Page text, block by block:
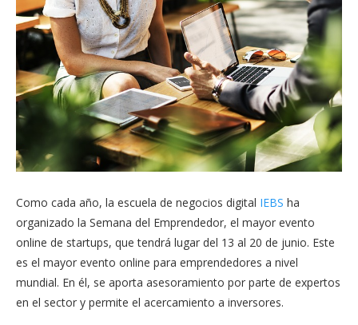
Como cada año, la escuela de negocios digital IEBS ha
organizado la Semana del Emprendedor, el mayor evento
online de startups, que tendrá lugar del 13 al 20 de junio. Este
es el mayor evento online para emprendedores a nivel
mundial. En él, se aporta asesoramiento por parte de expertos
en el sector y permite el acercamiento a inversores.